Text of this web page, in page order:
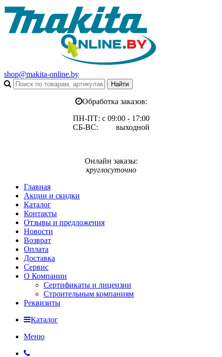
shop@makita-online.by
Обработка заказов:
ПН-ПТ: с 09:00 - 17:00
СБ-ВС: выходной
Онлайн заказы:
круглосуточно
Главная
Акции и скидки
Каталог
Контакты
Отзывы и предложения
Новости
Возврат
Оплата
Доставка
Сервис
О Компании
Сертификаты и лицензии
Строительным компаниям
Реквизиты
Каталог
Меню